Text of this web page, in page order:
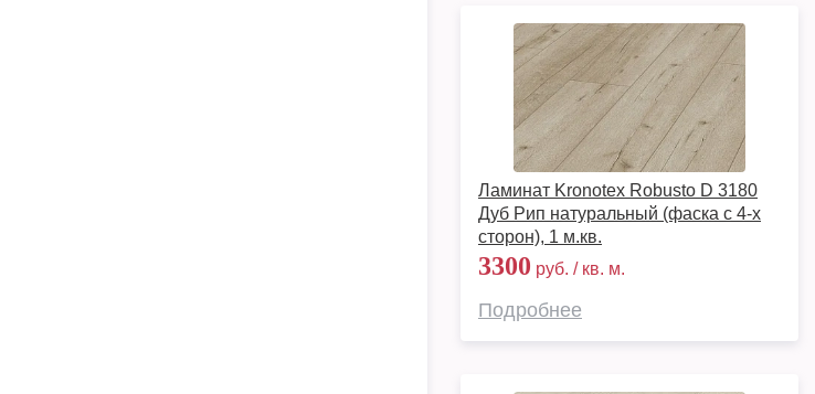
Ламинат Kronotex Robusto D 3180
Дуб Рип натуральный (фаска с 4-х
сторон), 1 м.кв.
3300 руб. / кв. м.
Подробнее